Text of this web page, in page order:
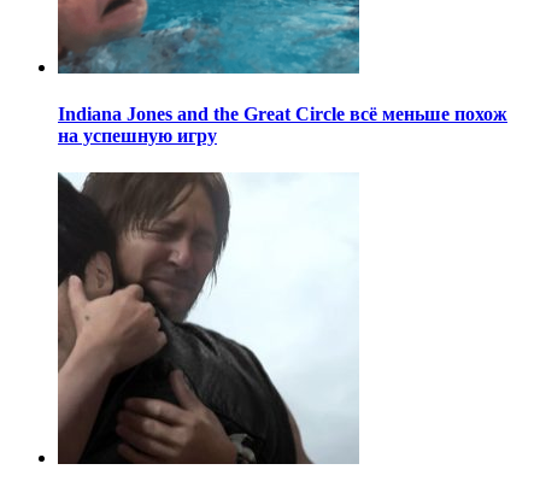
Indiana Jones and the Great Circle всё меньше похож
на успешную игру